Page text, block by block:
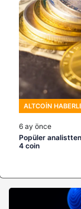
ALTCOIN
6 ay önce
Popüler
4 coin